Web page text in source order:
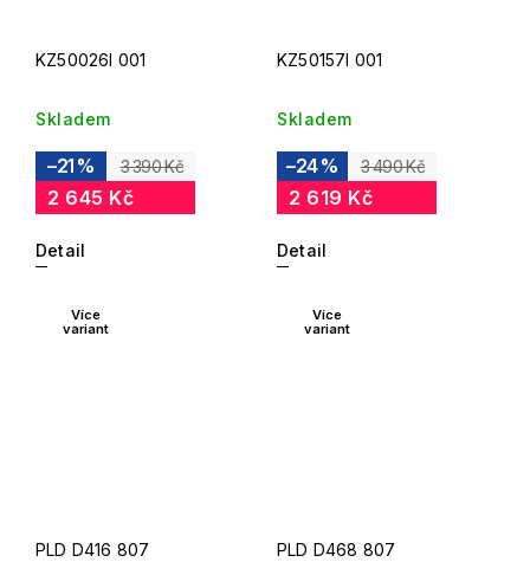
KZ50026I 001
Skladem
3 390 Kč
–21 %
2 645 Kč
Detail
KZ50157I 001
Skladem
3 490 Kč
–24 %
2 619 Kč
Detail
Více
variant
PLD D416 807
Více
variant
PLD D468 807